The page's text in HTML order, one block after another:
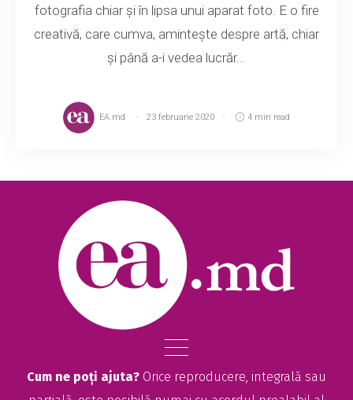
fotografia chiar și în lipsa unui aparat foto. E o fire
creativă, care cumva, amintește despre artă, chiar
și până a-i vedea lucrăr...
EA.md 23 februarie 2020 4 min read
Cum ne poți ajuta? Orice reproducere, integrală sau